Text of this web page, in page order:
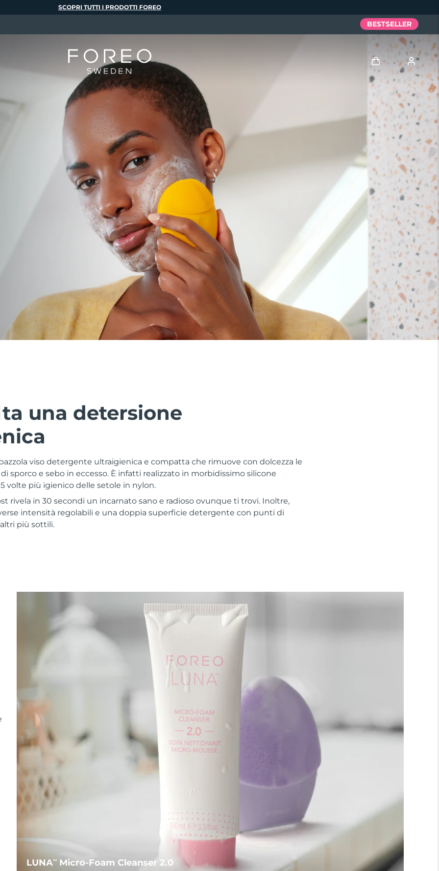
una detersione
viso detergente ultraigienica e compatta che rimuove con dolcezza le
sporco e sebo in eccesso. È infatti realizzato in morbidissimo silicone
volte più igienico delle setole in nylon.
rivela in 30 secondi un incarnato sano e radioso ovunque ti trovi. Inoltre,
intensità regolabili e una doppia superficie detergente con punti di
più sottili.
LUNATMMicro-Foam Cleanser 2.0
SCOPRI TUTTI I PRODOTTI FOREO
BESTSELLER
Accedi
Profilo utente
I miei dispositivi
I miei ordini
I miei indirizzi
I miei abbonamenti